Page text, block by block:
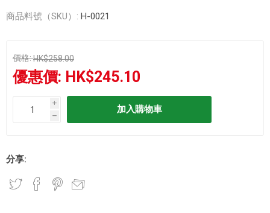
商品料號（SKU）: H-0021
價格:HK$258.00
優惠價: HK$245.10
i
h
分享: